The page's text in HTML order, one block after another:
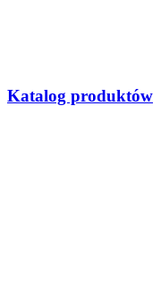
Katalog produktów